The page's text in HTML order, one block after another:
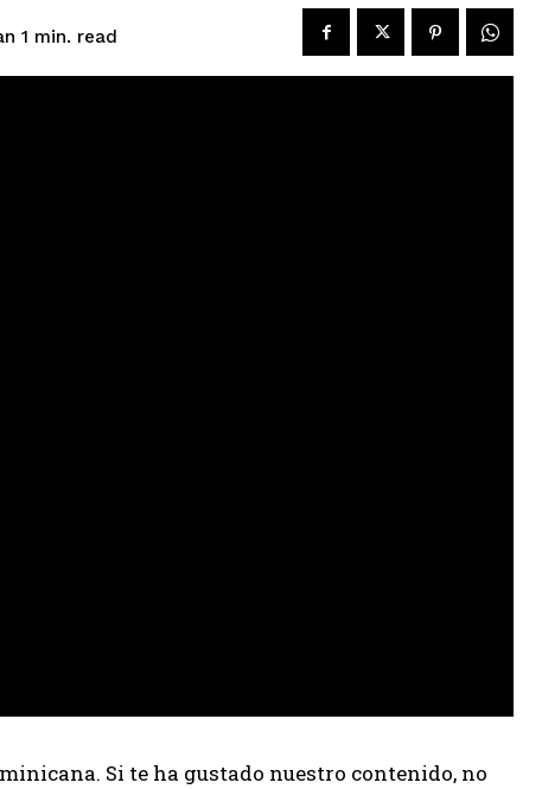
1 min. read
Si te ha gustado nuestro contenido, no